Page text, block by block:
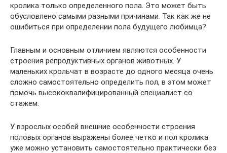
кролика только определенного пола. Это может быть
обусловлено самыми разными причинами. Так как же не
ошибиться при определении пола будущего любимца?
Главным и основным отличием являются особенности
строения репродуктивных органов животных. У
маленьких крольчат в возрасте до одного месяца очень
сложно самостоятельно определить пол, в этом может
помочь высококвалифицированный специалист со
стажем.
У взрослых особей внешние особенности строения
половых органов выражены более четко и пол кролика
уже можно установить самостоятельно практически без